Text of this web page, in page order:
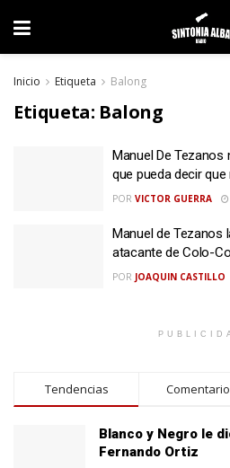
Inicio Etiqueta Balong
Etiqueta: Balong
Manuel De
que pueda decir
POR VICTOR GUERRA
Manuel de Tezanos
atacante de Colo-
POR JOAQUIN CASTILLO
Tendencias
Blanco y Negro le
Fernando Ortiz